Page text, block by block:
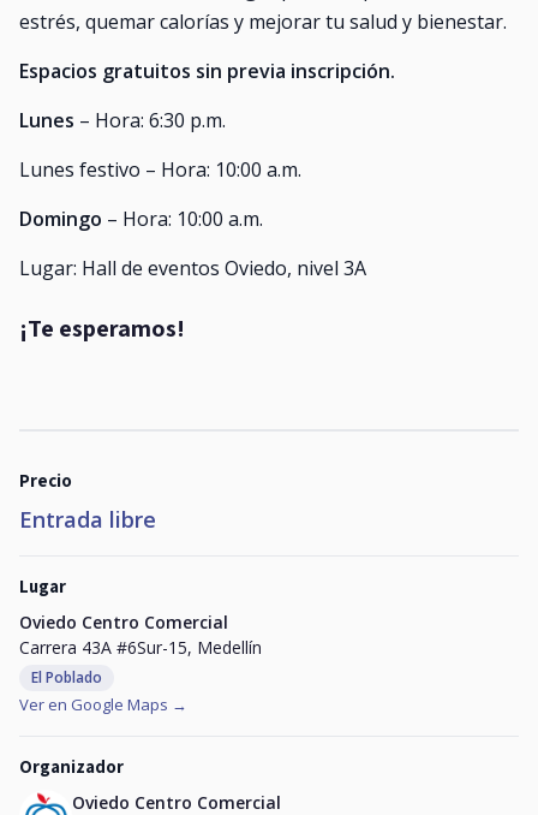
estrés, quemar calorías y mejorar tu salud y bienestar.
Espacios gratuitos sin previa inscripción.
Lunes – Hora: 6:30 p.m.
Lunes festivo – Hora: 10:00 a.m.
Domingo – Hora: 10:00 a.m.
Lugar: Hall de eventos Oviedo, nivel 3A
¡Te esperamos!
Precio
Entrada libre
Lugar
Oviedo Centro Comercial
Carrera 43A #6Sur-15, Medellín
El Poblado
Ver en Google Maps →
Organizador
Oviedo Centro Comercial